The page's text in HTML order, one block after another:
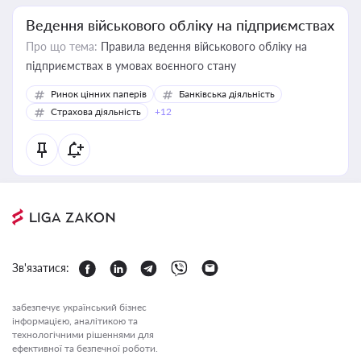
Ведення військового обліку на підприємствах
Про що тема: Правила ведення військового обліку на
підприємствах в умовах воєнного стану
Ринок цінних паперів
Банківська діяльність
Страхова діяльність
+12
Зв'язатися:
забезпечує український бізнес
інформацією, аналітикою та
технологічними рішеннями для
ефективної та безпечної роботи.